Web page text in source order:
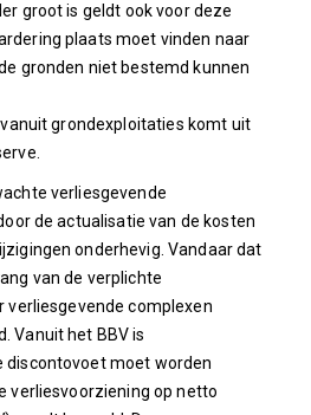
groot is geldt ook voor deze
plaats moet vinden naar
gronden niet bestemd kunnen
vanuit grondexploitaties komt uit
verliesgevende
de actualisatie van de kosten
onderhevig. Vandaar dat
van de verplichte
verliesgevende complexen
Vanuit het BBV is
discontovoet moet worden
verliesvoorziening op netto